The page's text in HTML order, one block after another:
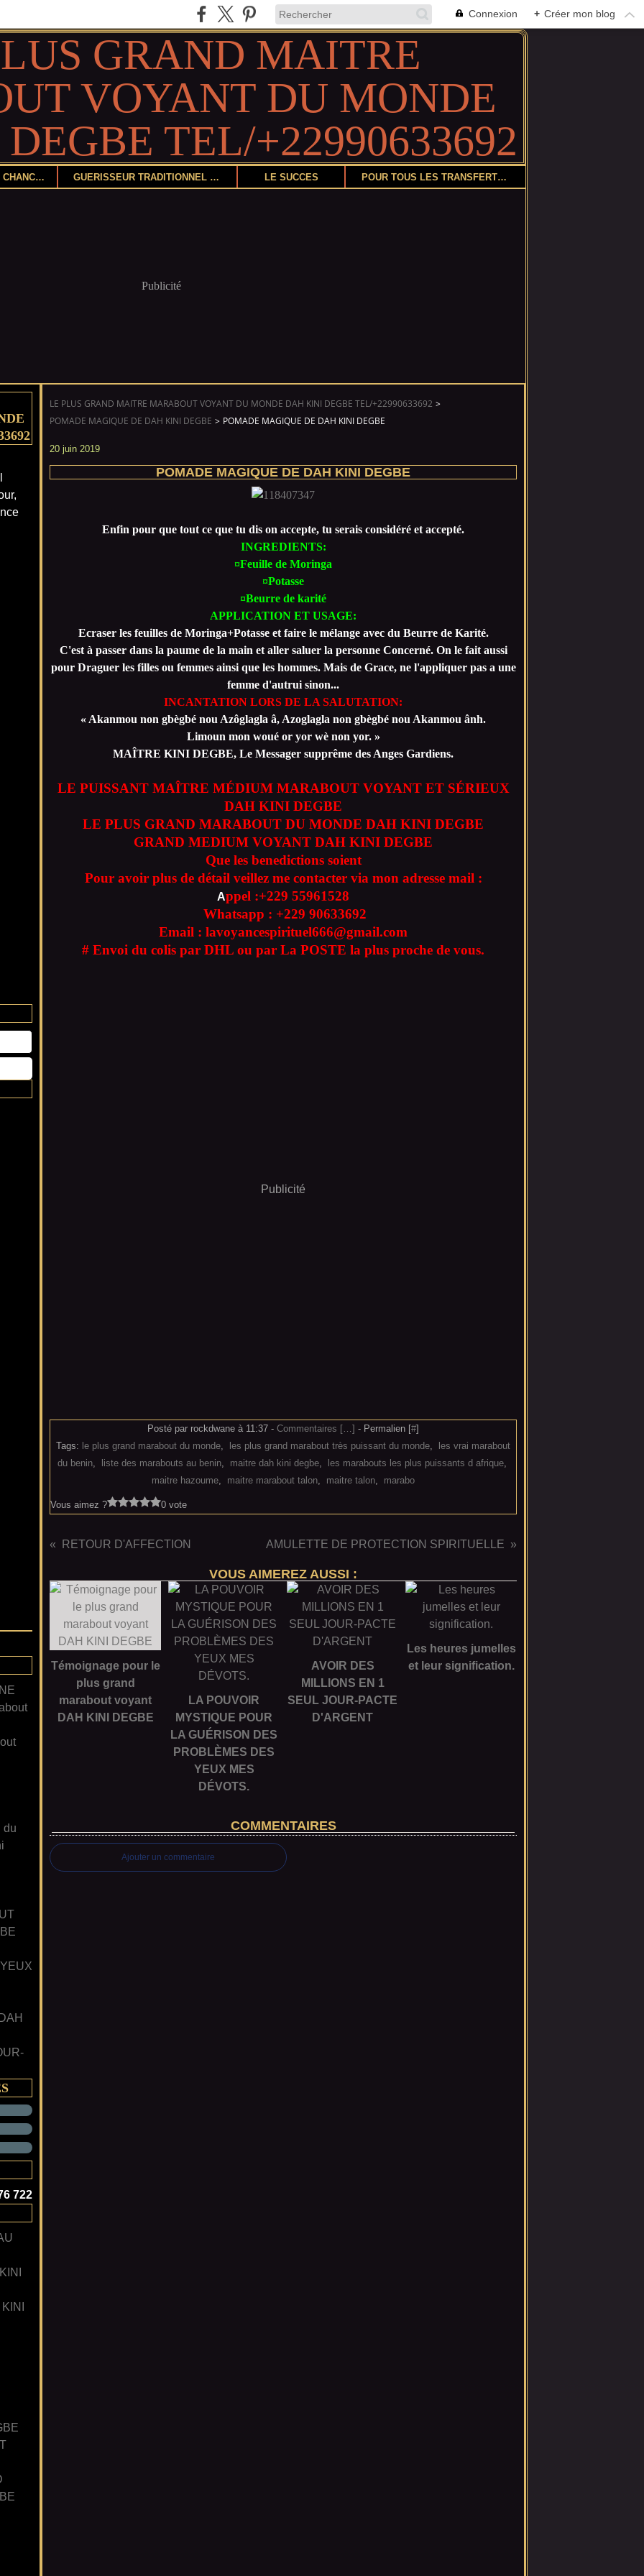
Connexion + Créer mon blog
DEVENIR CHANCEUX GUÉRISSEUR TRADITIONNEL ET HERBORISTE LE SUCCÈS POUR TOUS LES TRANSFERTS DE COLIS
Publicité
du
722
LE PLUS GRAND MAITRE MARABOUT VOYANT DU MONDE DAH KINI DEGBE TEL/+22990633692 >
POMADE MAGIQUE DE DAH KINI DEGBE > POMADE MAGIQUE DE DAH KINI DEGBE
20 juin 2019
POMADE MAGIQUE DE DAH KINI DEGBE
Enfin pour que tout ce que tu dis on accepte, tu serais considéré et accepté.
INGREDIENTS:
¤Feuille de Moringa
¤Potasse
¤Beurre de karité
APPLICATION ET USAGE:
Ecraser les feuilles de Moringa+Potasse et faire le mélange avec du Beurre de Karité.
C'est à passer dans la paume de la main et aller saluer la personne Concerné. On le fait aussi
pour Draguer les filles ou femmes ainsi que les hommes. Mais de Grace, ne l'appliquer pas a une
femme d'autrui sinon...
INCANTATION LORS DE LA SALUTATION:
« Akanmou non gbègbé nou Azôglagla â, Azoglagla non gbègbé nou Akanmou ânh.
Limoun mon woué or yor wè non yor. »
MAÎTRE KINI DEGBE, Le Messager supprême des Anges Gardiens.
LE PUISSANT MAÎTRE MÉDIUM MARABOUT VOYANT ET SÉRIEUX
DAH KINI DEGBE
LE PLUS GRAND MARABOUT DU MONDE DAH KINI DEGBE
GRAND MEDIUM VOYANT DAH KINI DEGBE
Que les benedictions soient
Pour avoir plus de détail veillez me contacter via mon adresse mail :
Appel :+229 55961528
Whatsapp : +229 90633692
Email : lavoyancespirituel666@gmail.com
# Envoi du colis par DHL ou par La POSTE la plus proche de vous.
Publicité
Posté par rockdwane à 11:37 - Commentaires […] - Permalien [#]
Tags: le plus grand marabout du monde, les plus grand marabout très puissant du monde,
les vrai marabout
du benin, liste des marabouts au benin, maitre dah kini degbe, les marabouts les plus puissants d afrique,
maitre hazoume, maitre marabout talon, maitre talon, marabo
Vous aimez ? 0 vote
RETOUR D'AFFECTION AMULETTE DE PROTECTION SPIRITUELLE
VOUS AIMEREZ AUSSI :
Témoignage pour le
plus grand
marabout voyant
DAH KINI DEGBE
LA POUVOIR
MYSTIQUE POUR
LA GUÉRISON DES
PROBLÈMES DES
YEUX MES
DÉVOTS.
AVOIR DES
MILLIONS EN 1
SEUL JOUR-PACTE
D'ARGENT
Les heures jumelles
et leur signification.
COMMENTAIRES
Ajouter un commentaire